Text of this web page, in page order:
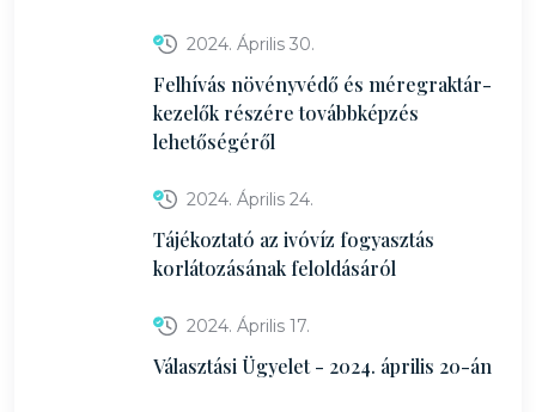
2024. Április 30.
Felhívás növényvédő és méregraktár-
kezelők részére továbbképzés
lehetőségéről
2024. Április 24.
Tájékoztató az ivóvíz fogyasztás
korlátozásának feloldásáról
2024. Április 17.
Választási Ügyelet - 2024. április 20-án